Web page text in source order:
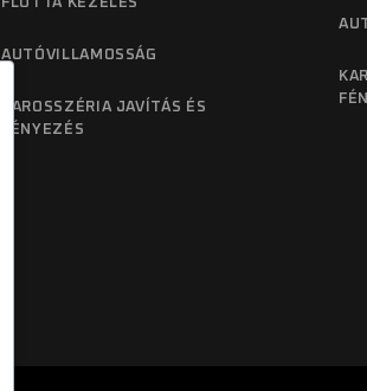
FLOTTA KEZELÉS
AUTÓVILLAMOSSÁG
KAROSSZÉRIA JAVÍTÁS ÉS
FÉNYEZÉS